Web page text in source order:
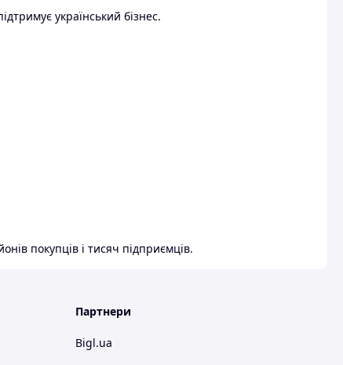
український бізнес.
покупців і тисяч підприємців.
Партнери
Bigl.ua